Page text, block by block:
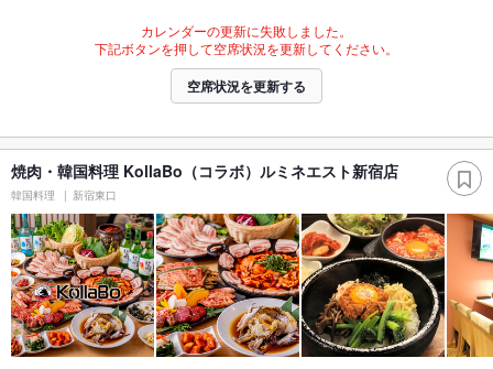
カレンダーの更新に失敗しました。
下記ボタンを押して空席状況を更新してください。
空席状況を更新する
焼肉・韓国料理 KollaBo（コラボ）ルミネエスト新宿店
韓国料理 新宿東口